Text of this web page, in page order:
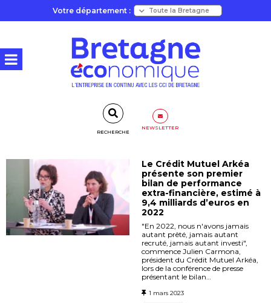
Votre département :
RECHERCHE
NEWSLETTER
Le Crédit Mutuel Arkéa
présente son premier
bilan de performance
extra-financière, estimé à
9,4 milliards d’euros en
2022
"En 2022, nous n'avons jamais
autant prêté, jamais autant
recruté, jamais autant investi",
commence Julien Carmona,
président du Crédit Mutuel Arkéa,
lors de la conférence de presse
présentant le bilan…
1 mars 2023